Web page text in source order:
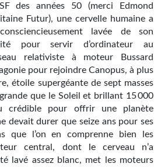
des années 50 (merci Edmond
Futur), une cervelle humaine a
lavée de son
pour servir d’ordinateur au
relativiste à moteur Bussard
pour rejoindre Canopus, à plus
étoile supergéante de sept masses
que le Soleil et brillant 15 000
crédible pour offrir une planète
devait durer que seize ans pour ses
que l’on en comprenne bien les
central, dont le cerveau n’a
lavé assez blanc, met les moteurs